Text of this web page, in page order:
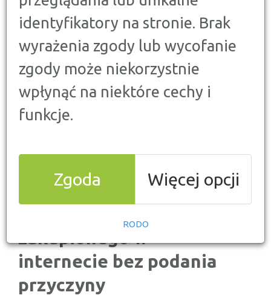
identyfikatory na stronie. Brak
wyrażenia zgody lub wycofanie
zgody może niekorzystnie
wpłynąć na niektóre cechy i
funkcje.
Zgoda Więcej opcji
RODO
Zakupy przez internet bywają ryzykowne – nie
możemy dokładnie obejrzeć ani przymierzyć
kupowanej rzeczy. Jako konsumenci mamy jednak
prawo do zwrotu towaru kupionego online.
Sprawdzamy, jakie zasady i terminy obowiązują
konsumentów i jakie mają oni przywileje.
zakupionego w
internecie bez podania
przyczyny